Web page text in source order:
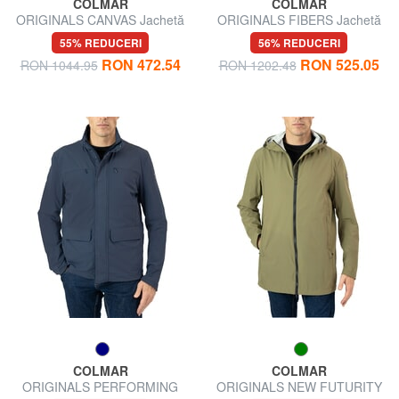
ORIGINALS CANVAS Jachetă
cu fermoar complet
55% REDUCERI
RON 1044.95 RON 472.54
ORIGINALS FIBERS Jachetă
cu glugă
56% REDUCERI
RON 1202.48 RON 525.05
COLMAR
ORIGINALS PERFORMING
COLMAR
ORIGINALS NEW FUTURITY